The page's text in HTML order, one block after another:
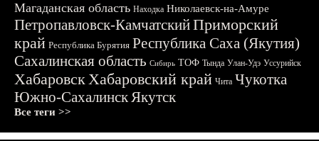
Магаданская область Находка Николаевск-на-Амуре
Петропавловск-КамчатскийПриморский
край Республика Бурятия Республика Саха (Якутия)
Сахалинская область Сибирь ТОФ Тында Улан-Удэ Уссурийск
ХабаровскХабаровский край Чита Чукотка
Южно-СахалинскЯкутск
Все теги >>